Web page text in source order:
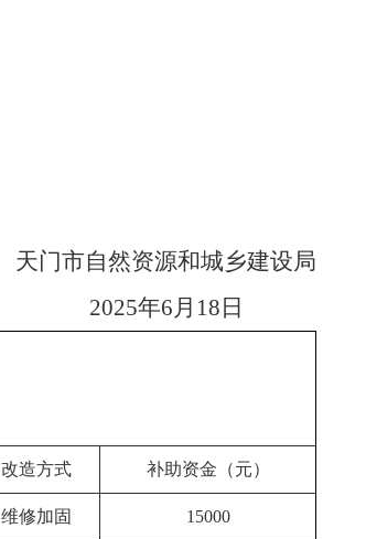
天门市自然资源和城乡建设局
2025年6月18日
改造方式 补助资金（元）
维修加固 15000